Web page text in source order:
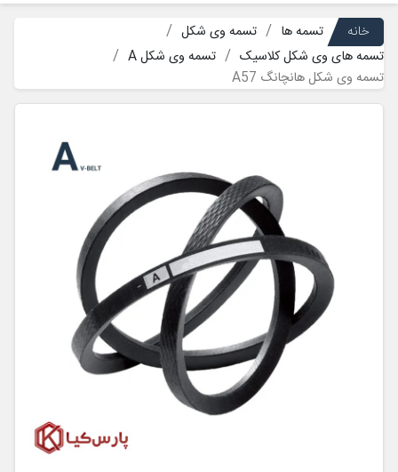
خانه تسمه ها
تسمه وی شکل
تسمه های وی شکل کلاسیک
تسمه وی شکل A
تسمه وی شکل هانچانگ A57